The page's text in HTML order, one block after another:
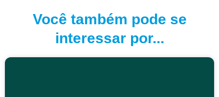
Você também pode se
interessar por...